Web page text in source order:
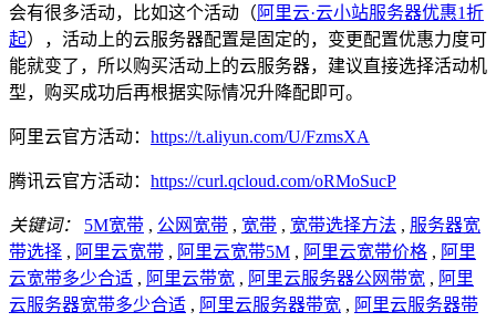
会有很多活动，比如这个活动（ 阿里云·云小站服务器优惠1折
起），活动上的云服务器配置是固定的，变更配置优惠力度可
能就变了，所以购买活动上的云服务器，建议直接选择活动机
型，购买成功后再根据实际情况升降配即可。
阿里云官方活动： https://t.aliyun.com/U/FzmsXA
腾讯云官方活动： https://curl.qcloud.com/oRMoSucP
关键词： 5M宽带 , 公网宽带 , 宽带 , 宽带选择方法 , 服务器宽
带选择 , 阿里云宽带 , 阿里云宽带5M , 阿里云宽带价格 , 阿里
云宽带多少合适 , 阿里云带宽 , 阿里云服务器公网带宽 , 阿里
云服务器宽带多少合适 , 阿里云服务器带宽 , 阿里云服务器带